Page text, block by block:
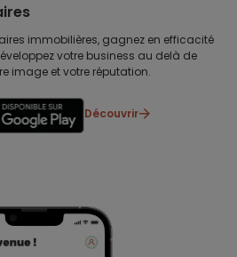
immobilières, gagnez en efficacité
votre business au delà de
image et votre réputation.
Découvrir